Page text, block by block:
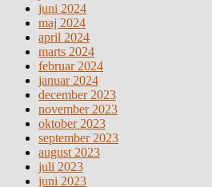
juni 2024
maj 2024
april 2024
marts 2024
februar 2024
januar 2024
december 2023
november 2023
oktober 2023
september 2023
august 2023
juli 2023
juni 2023